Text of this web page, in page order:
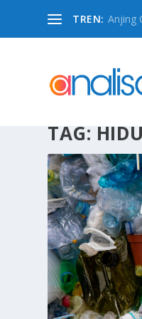
TREN: Anjing
TAG: